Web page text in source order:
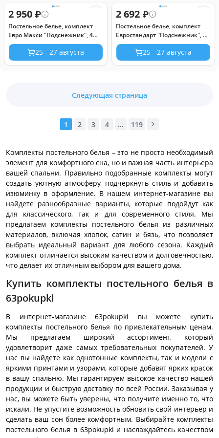
наволочки 70х70см с
клапаном-запахом, перкаль
115г/м2, хлопок 100%, упаковка
"классическая" ПВХ 32х41см,
"Домашняя мода" (Росс
70х70см с клапаном-запахом,
поплин "Комфорт" 115г/м2,
хлопок 100%, упаковка
"классическая" ПВХ 34,5х41см,
"Домашняя м
2 950 ₽
Постельное белье, комплект
Евро Макси "Подснежник", 4
предмета: пододеяльник
240х215см, простыня
220х240см, 2 наволочки
"классическая" ПВХ 34,5х41см,
25 - 27 августа
2 692 ₽
Постельное белье, комплект
Евростандарт "Подснежник", 4
предмета: пододеяльник
200х215см, простыня
220х240см, 2 наволочки
"классическая" ПВХ 34,5х41см,
25 - 27 августа
Следующая страница
1 2 3 4 ... 119
Комплекты постельного белья – это не просто необходимый
элемент для комфортного сна, но и важная часть интерьера
вашей спальни. Правильно подобранные комплекты могут
создать уютную атмосферу, подчеркнуть стиль и добавить
изюминку в оформление. В нашем интернет-магазине вы
найдете разнообразные варианты, которые подойдут как
для классического, так и для современного стиля. Мы
предлагаем комплекты постельного белья из различных
материалов, включая хлопок, сатин и бязь, что позволяет
выбрать идеальный вариант для любого сезона. Каждый
комплект отличается высоким качеством и долговечностью,
что делает их отличным выбором для вашего дома.
Купить комплекты постельного белья в
63pokupki
В интернет-магазине 63pokupki вы можете купить
комплекты постельного белья по привлекательным ценам.
Мы предлагаем широкий ассортимент, который
удовлетворит даже самых требовательных покупателей. У
нас вы найдете как однотонные комплекты, так и модели с
яркими принтами и узорами, которые добавят ярких красок
в вашу спальню. Мы гарантируем высокое качество нашей
продукции и быструю доставку по всей России. Заказывая у
нас, вы можете быть уверены, что получите именно то, что
искали. Не упустите возможность обновить свой интерьер и
сделать ваш сон более комфортным. Выбирайте комплекты
постельного белья в 63pokupki и наслаждайтесь качеством